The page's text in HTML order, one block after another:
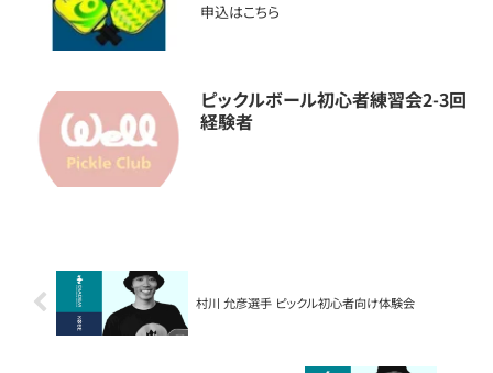
申込はこちら
ピックルボール初心者練習会2-3回
経験者
村川 允彦選手 ピックル初心者向け体験会